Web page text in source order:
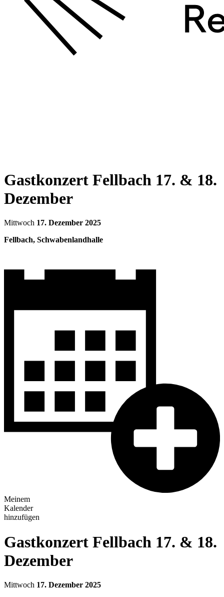
Gastkonzert Fellbach 17. & 18.
Dezember
Mittwoch 17. Dezember 2025
Fellbach, Schwabenlandhalle
Meinem
Kalender
hinzufügen
Gastkonzert Fellbach 17. & 18.
Dezember
Mittwoch 17. Dezember 2025